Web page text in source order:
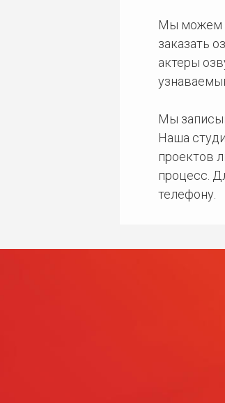
Мы можем
заказать
актеры
Мы
Наша
проектов
процесс.
телефону.